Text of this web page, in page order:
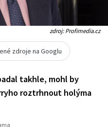
zdroj: Profimedia.cz
zdroje na Googlu
takhle, mohl by
roztrhnout holýma